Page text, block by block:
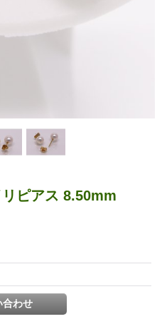
ピアス 8.50mm